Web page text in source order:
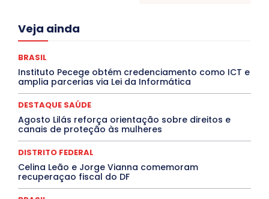
Veja ainda
Acre
Congressuanas & Esplanadumas
Crônica Política
Cultura e Tal
DANÇA Dengue
Denuncia
DESTAQUE BRASIL
DESTAQUE DF
DESTAQUE SAÚDE
DESTAQUES OUTROS
ELEIÇÕES
EMPREGO E OPORTUNIDADES
ENTORNO
Especial
Espírito Santo
EVENTOS
EXPOSIÇÃO Featured
Febre Amarela
INTELIGÊNCIA ARTIFICIAL
INTERNACIONAL
Jogos Online
JUDICIÁRIO
MEIO AMBIENTE
BRASIL
Instituto Pecege obtém credenciamento como ICT e
amplia parcerias via Lei da Informática
DESTAQUE SAÚDE
Agosto Lilás reforça orientação sobre direitos e
canais de proteção às mulheres
DISTRITO FEDERAL
Celina Leão e Jorge Vianna comemoram
recuperaçao fiscal do DF